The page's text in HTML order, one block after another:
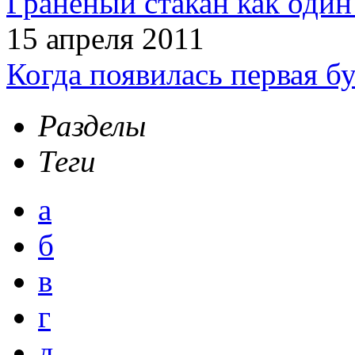
15 апреля 2011
Когда появилась первая
Разделы
Теги
а
б
в
г